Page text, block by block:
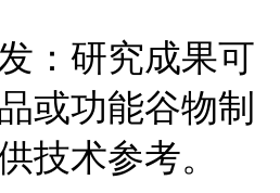
：研究成果可
或功能谷物制
技术参考。